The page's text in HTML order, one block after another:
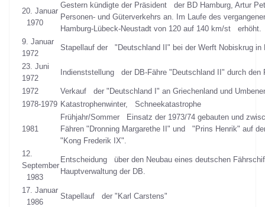
20. Januar
1970
Gestern kündigte der Präsident der BD Hamburg, Artur
Personen- und Güterverkehrs an. Im Laufe des
Hamburg-Lübeck-Neustadt von 120 auf 140 km/st erhöht.
9. Januar
1972
Stapellauf der "Deutschland II" bei der Werft Nobiskrug
23. Juni
1972
Indienststellung der DB-Fähre "Deutschland II" durch
1972
Verkauf der "Deutschland I" an Griechenland und
1978-1979 Katastrophenwinter, Schneekatastrophe
1981
Frühjahr/Sommer Einsatz der 1973/74 gebauten und
Fähren "Dronning Margarethe II" und "Prins Henrik" auf
"Kong Frederik IX".
12.
September
1983
Entscheidung über den Neubau eines deutschen
Hauptverwaltung der DB.
17. Januar
1986
Stapellauf der "Karl Carstens"